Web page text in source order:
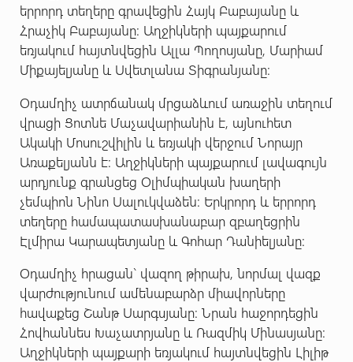
երրորդ տեղերը գրավեցին Հայկ Բաբայանը և
Հրաչիկ Բաբայանը: Աղջիկների պայքարում
եռյակում հայտնվեցին Ալլա Պողոսյանը, Մարիամ
Միքայելյանը և Սվետլանա Տիգրանյանը:
Օդամղիչ ատրճանակ մրցաձևում առաջին տեղում
վրացի Ցոտնե Մաչավարիանին է, այնուհետ
Ակակի Մոսուշվիլին և եռյակի վերջում Նորայր
Առաքելյանն է: Աղջիկների պայքարում լավագույն
արդյունք գրանցեց Օլիմպիական խաղերի
չեմպիոն Նինո Սալուկվաձեն: Երկրորդ և երրորդ
տեղերը համապատասխանաբար զբաղեցրին
Էլմիրա Կարապետյանը և Գոհար Դանիելյանը:
Օդամղիչ հրացան` վազող թիրախ, նորմալ վազք
վարժությունում ամենաբարձր միավորները
հավաքեց Շանթ Սարգսյանը: Նրան հաջորդեցին
Հովհաննես Խաչատրյանը և Ռազմիկ Մինասյանը:
Աղջիկների պայքարի եռյակում հայտնվեցին Լիլիթ